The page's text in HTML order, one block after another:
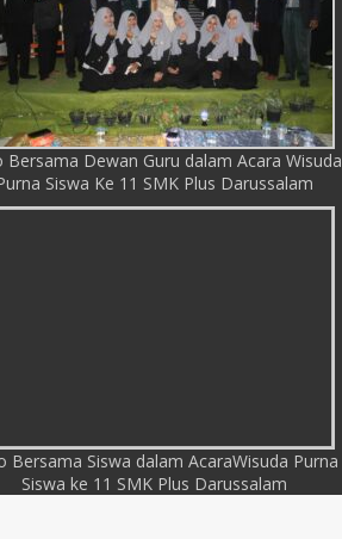
Bersama Dewan Guru dalam Acara Wisuda
Siswa Ke 11 SMK Plus Darussalam
Bersama Siswa dalam AcaraWisuda Purna
Siswa ke 11 SMK Plus Darussalam